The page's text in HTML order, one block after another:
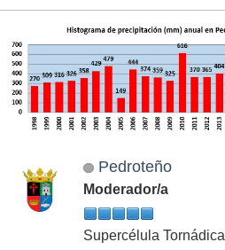
Pedroteño
Moderador/a
Supercélula Tornádica